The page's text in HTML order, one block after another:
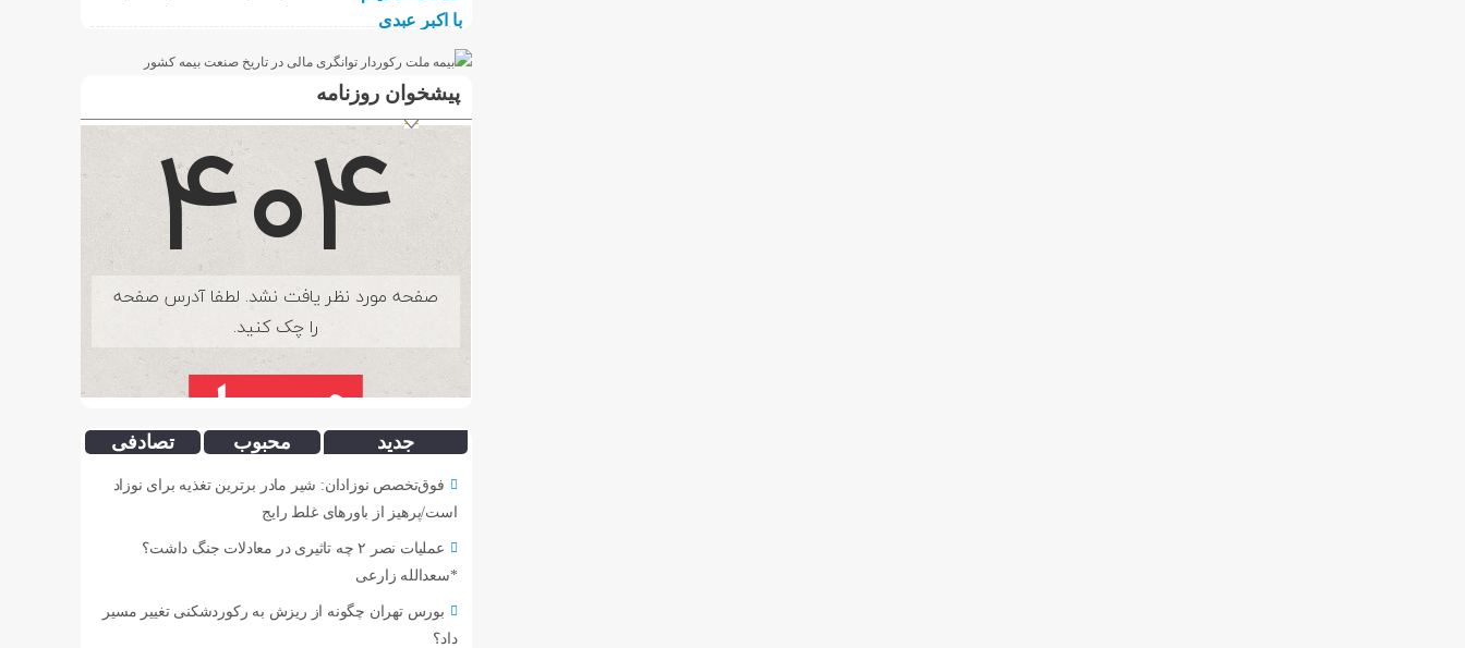
پیشخوان روزنامه
جدید محبوب تصادفی
فوق‌تخصص نوزادان: شیر مادر برترین تغذیه برای نوزاد
است/پرهیز از باورهای غلط رایج
عملیات نصر ۲ چه تاثیری در معادلات جنگ داشت؟
*سعدالله زارعی
بورس تهران چگونه از ریزش به رکوردشکنی تغییر مسیر
داد؟